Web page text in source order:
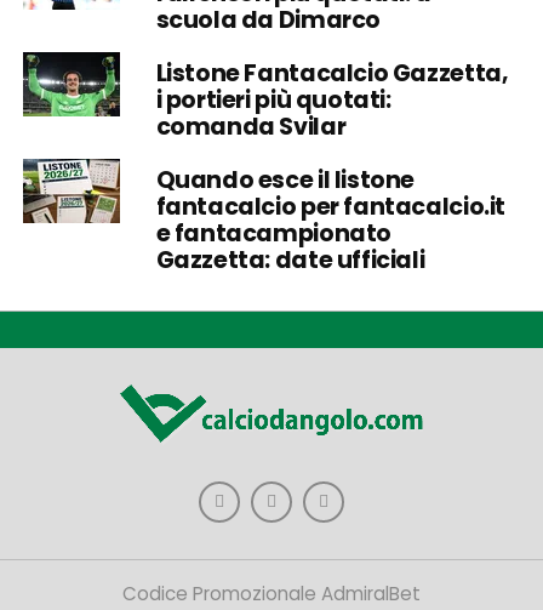
scuola da Dimarco
Listone Fantacalcio Gazzetta,
i portieri più quotati:
comanda Svilar
Quando esce il listone
fantacalcio per fantacalcio.it
e fantacampionato
Gazzetta: date ufficiali
Codice Promozionale AdmiralBet